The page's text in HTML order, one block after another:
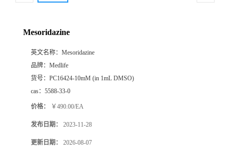
Mesoridazine
英文名称： Mesoridazine
品牌： Medlife
货号： PC16424-10mM (in 1mL DMSO)
cas： 5588-33-0
价格： ￥490.00/EA
发布日期： 2023-11-28
更新日期： 2026-08-07